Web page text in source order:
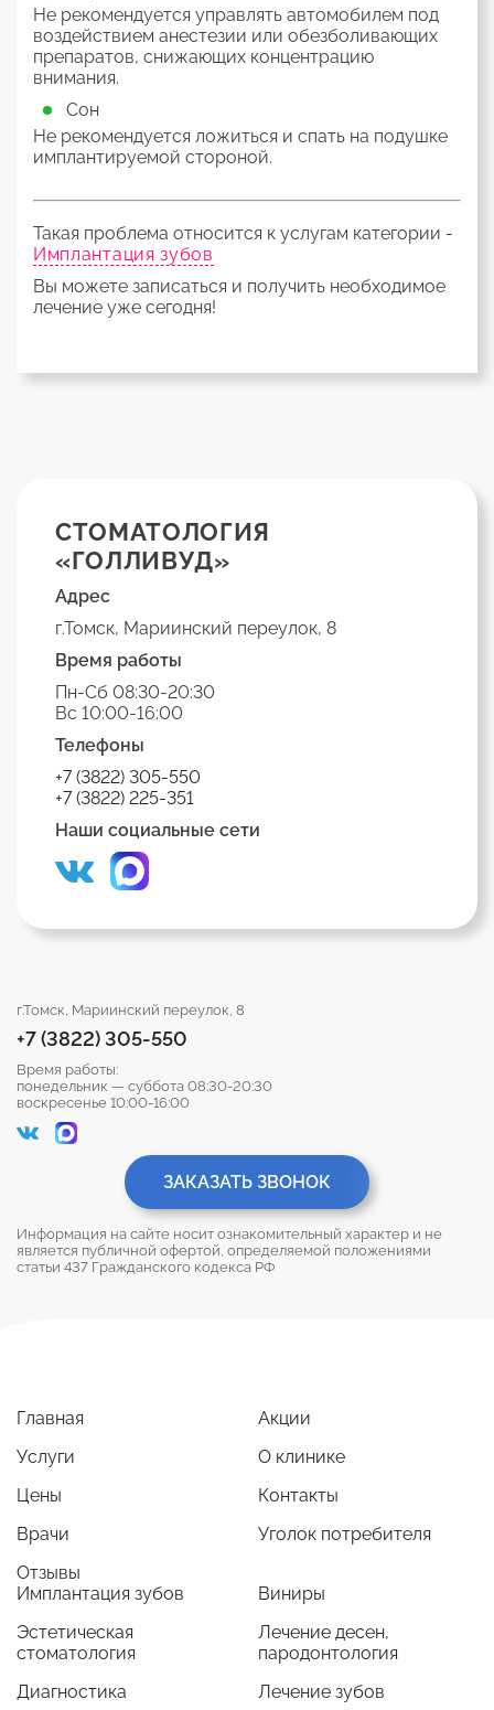
Не рекомендуется управлять автомобилем под
воздействием анестезии или обезболивающих
препаратов, снижающих концентрацию
внимания.
Сон
Не рекомендуется ложиться и спать на подушке
имплантируемой стороной.
Такая проблема относится к услугам категории -
Имплантация зубов
Вы можете записаться и получить необходимое
лечение уже сегодня!
СТОМАТОЛОГИЯ
«ГОЛЛИВУД»
Адрес
г.Томск, Мариинский переулок, 8
Время работы
Пн-Сб 08:30-20:30
Вс 10:00-16:00
Телефоны
+7 (3822) 305-550
+7 (3822) 225-351
Наши социальные сети
г.Томск, Мариинский переулок, 8
+7 (3822) 305-550
Время работы:
понедельник — суббота 08:30-20:30
воскресенье 10:00-16:00
ЗАКАЗАТЬ ЗВОНОК
Информация на сайте носит ознакомительный характер и не
является публичной офертой, определяемой положениями
статьи 437 Гражданского кодекса РФ
Главная
Услуги
Цены
Врачи
Отзывы
Акции
О клинике
Контакты
Уголок потребителя
Имплантация зубов
Эстетическая
стоматология
Диагностика
Виниры
Лечение десен,
пародонтология
Лечение зубов